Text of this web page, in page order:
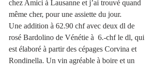
chez Amici à Lausanne et j’ai trouvé quand
même cher, pour une assiette du jour.
Une addition à 62.90 chf avec deux dl de
rosé Bardolino de Vénétie à  6.-chf le dl, qui
est élaboré à partir des cépages Corvina et
Rondinella. Un vin agréable à boire et un